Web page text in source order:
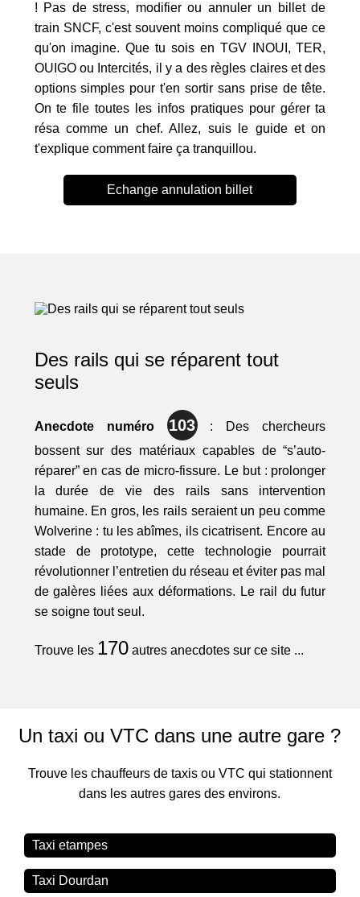
! Pas de stress, modifier ou annuler un billet de
train SNCF, c'est souvent moins compliqué que ce
qu'on imagine. Que tu sois en TGV INOUI, TER,
OUIGO ou Intercités, il y a des règles claires et des
options simples pour t'en sortir sans prise de tête.
On te file toutes les infos pratiques pour gérer ta
résa comme un chef. Allez, suis le guide et on
t'explique comment faire ça tranquillou.
Echange annulation billet
Des rails qui se réparent tout
seuls
Anecdote numéro 103: Des chercheurs
bossent sur des matériaux capables de “s’auto-
réparer” en cas de micro-fissure. Le but : prolonger
la durée de vie des rails sans intervention
humaine. En gros, les rails seraient un peu comme
Wolverine : tu les abîmes, ils cicatrisent. Encore au
stade de prototype, cette technologie pourrait
révolutionner l’entretien du réseau et éviter pas mal
de galères liées aux déformations. Le rail du futur
se soigne tout seul.
Trouve les 170autres anecdotes sur ce site ...
Un taxi ou VTC dans une autre gare ?
Trouve les chauffeurs de taxis ou VTC qui stationnent
dans les autres gares des environs.
Taxi etampes
Taxi Dourdan